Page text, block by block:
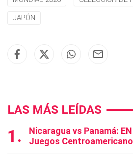
JAPÓN
LAS MÁS LEÍDAS
Nicaragua vs Panamá:
Juegos